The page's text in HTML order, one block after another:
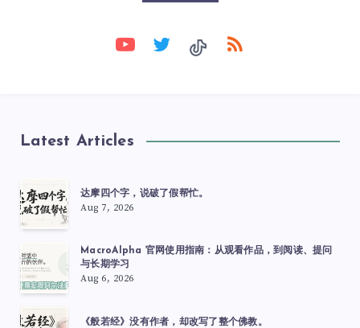
Latest Articles
达摩四个字，说破了假帮忙。
Aug 7, 2026
MacroAlpha 官网使用指南：从观看作品，到阅读、提问
与长期学习
Aug 6, 2026
《般若经》没有作者，却改写了整个佛教。